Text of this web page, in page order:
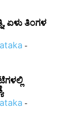
ಏಳು ತಿಂಗಳ
-
-